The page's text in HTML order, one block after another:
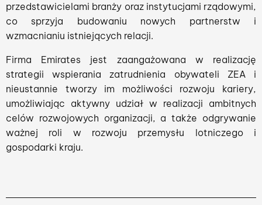
przedstawicielami branży oraz instytucjami rządowymi,
co sprzyja budowaniu nowych partnerstw i
wzmacnianiu istniejących relacji.
Firma Emirates jest zaangażowana w realizację
strategii wspierania zatrudnienia obywateli ZEA i
nieustannie tworzy im możliwości rozwoju kariery,
umożliwiając aktywny udział w realizacji ambitnych
celów rozwojowych organizacji, a także odgrywanie
ważnej roli w rozwoju przemysłu lotniczego i
gospodarki kraju.